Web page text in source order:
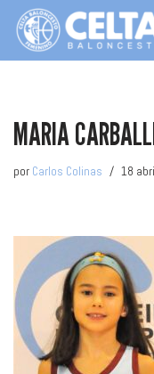
Saltar
MARIA
por Carlos Colinas 18